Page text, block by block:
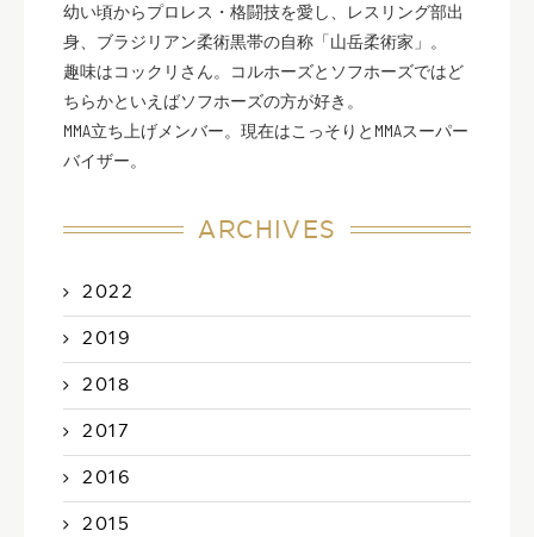
幼い頃からプロレス・格闘技を愛し、レスリング部出
身、ブラジリアン柔術黒帯の自称「山岳柔術家」。
趣味はコックリさん。コルホーズとソフホーズではど
ちらかといえばソフホーズの方が好き。
MMA立ち上げメンバー。現在はこっそりとMMAスーパー
バイザー。
ARCHIVES
2022
2019
2018
2017
2016
2015